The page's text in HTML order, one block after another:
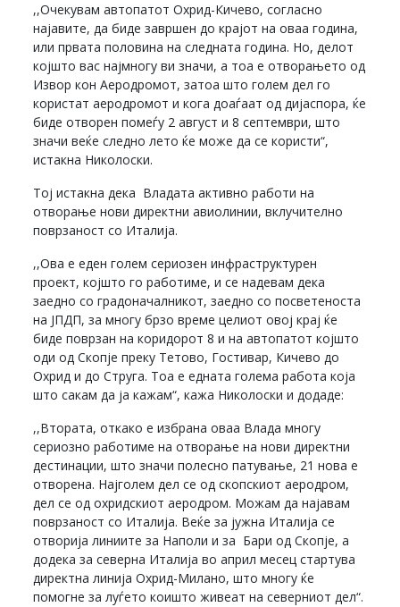
,,Очекувам автопатот Охрид-Кичево, согласно
најавите, да биде завршен до крајот на оваа година,
или првата половина на следната година. Но, делот
којшто вас најмногу ви значи, а тоа е отворањето од
Извор кон Аеродромот, затоа што голем дел го
користат аеродромот и кога доаѓаат од дијаспора, ќе
биде отворен помеѓу 2 август и 8 септември, што
значи веќе следно лето ќе може да се користи“,
истакна Николоски.
Тој истакна дека Владата активно работи на
отворање нови директни авиолинии, вклучително
поврзаност со Италија.
,,Ова е еден голем сериозен инфраструктурен
проект, којшто го работиме, и се надевам дека
заедно со градоначалникот, заедно со посветеноста
на ЈПДП, за многу брзо време целиот овој крај ќе
биде поврзан на коридорот 8 и на автопатот којшто
оди од Скопје преку Тетово, Гостивар, Кичево до
Охрид и до Струга. Тоа е едната голема работа која
што сакам да ја кажам“, кажа Николоски и додаде:
,,Втората, откако е избрана оваа Влада многу
сериозно работиме на отворање на нови директни
дестинации, што значи полесно патување, 21 нова е
отворена. Најголем дел се од скопскиот аеродром,
дел се од охридскиот аеродром. Можам да најавам
поврзаност со Италија. Веќе за јужна Италија се
отворија линиите за Наполи и за Бари од Скопје, а
додека за северна Италија во април месец стартува
директна линија Охрид-Милано, што многу ќе
помогне за луѓето коишто живеат на северниот дел“.